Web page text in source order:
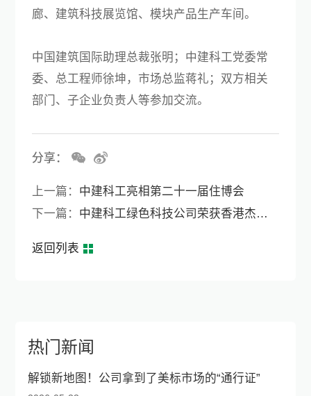
廊、建筑科技展览馆、模块产品生产车间。
中国建筑国际助理总裁张明；中建科工党委常
委、总工程师徐坤，市场总监蒋礼；双方相关
部门、子企业负责人等参加交流。
分享：
上一篇： 中建科工亮相第二十一届住博会
下一篇：
中建科工绿色科技公司荣获香港杰出宜居城市建筑贡献大奖
返回列表
热门新闻
解锁新地图！公司拿到了美标市场的“通行证”